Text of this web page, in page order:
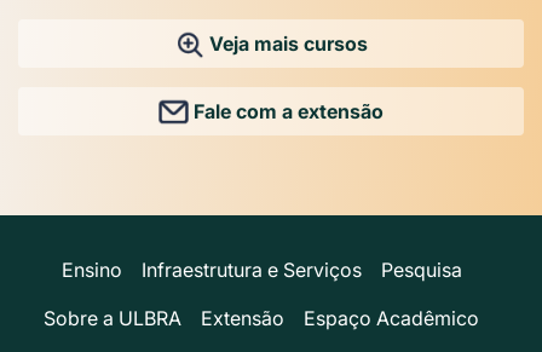
Veja mais cursos
Fale com a extensão
Ensino Infraestrutura e Serviços
Pesquisa
Sobre a ULBRA
Extensão
Espaço Acadêmico